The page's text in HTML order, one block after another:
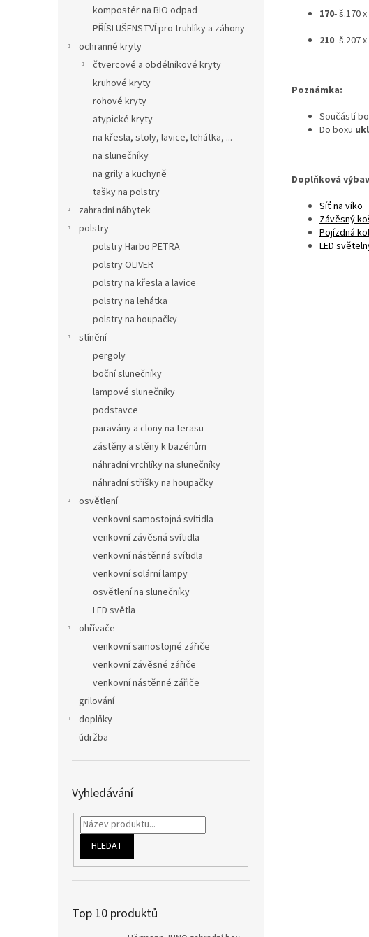
kompostér na BIO odpad
PŘÍSLUŠENSTVÍ pro truhlíky a záhony
ochranné kryty
čtvercové a obdélníkové kryty
kruhové kryty
rohové kryty
atypické kryty
na křesla, stoly, lavice, lehátka, ...
na slunečníky
na grily a kuchyně
tašky na polstry
zahradní nábytek
polstry
polstry Harbo PETRA
polstry OLIVER
polstry na křesla a lavice
polstry na lehátka
polstry na houpačky
stínění
pergoly
boční slunečníky
lampové slunečníky
podstavce
paravány a clony na terasu
zástěny a stěny k bazénům
náhradní vrchlíky na slunečníky
náhradní stříšky na houpačky
osvětlení
venkovní samostojná svítidla
venkovní závěsná svítidla
venkovní nástěnná svítidla
venkovní solární lampy
osvětlení na slunečníky
LED světla
ohřívače
venkovní samostojné zářiče
venkovní závěsné zářiče
venkovní nástěnné zářiče
grilování
doplňky
údržba
Vyhledávání
HLEDAT
Top 10 produktů
170- š.170
210- š.207
Poznámka:
Součástí
Do boxu
Doplňková
Síť na víko
Závěsný
Pojízdná
LED